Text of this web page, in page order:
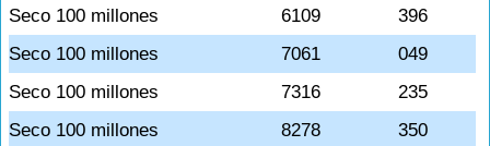
Seco 100 millones
6109
396
Seco 100 millones
7061
049
Seco 100 millones
7316
235
Seco 100 millones
8278 350